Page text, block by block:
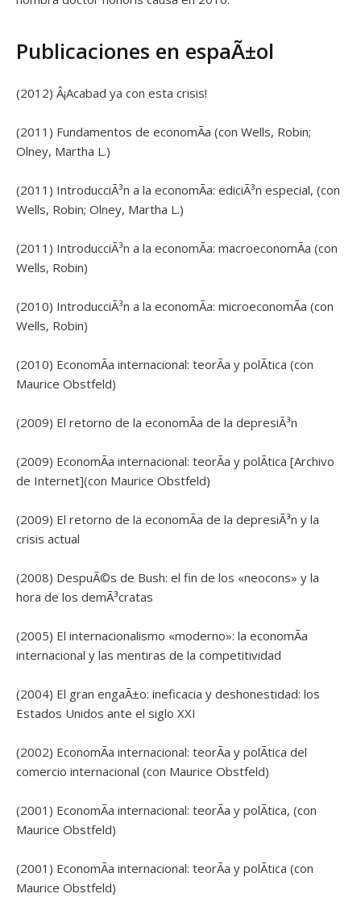
Publicaciones en espaÃ±ol
(2012) Â¡Acabad ya con esta crisis!
(2011) Fundamentos de economÃ­a (con Wells, Robin;
Olney, Martha L.)
(2011) IntroducciÃ³n a la economÃ­a: ediciÃ³n especial, (con
Wells, Robin; Olney, Martha L.)
(2011) IntroducciÃ³n a la economÃ­a: macroeconomÃ­a (con
Wells, Robin)
(2010) IntroducciÃ³n a la economÃ­a: microeconomÃ­a (con
Wells, Robin)
(2010) EconomÃ­a internacional: teorÃ­a y polÃ­tica (con
Maurice Obstfeld)
(2009) El retorno de la economÃ­a de la depresiÃ³n
(2009) EconomÃ­a internacional: teorÃ­a y polÃ­tica [Archivo
de Internet](con Maurice Obstfeld)
(2009) El retorno de la economÃ­a de la depresiÃ³n y la
crisis actual
(2008) DespuÃ©s de Bush: el fin de los «neocons» y la
hora de los demÃ³cratas
(2005) El internacionalismo «moderno»: la economÃ­a
internacional y las mentiras de la competitividad
(2004) El gran engaÃ±o: ineficacia y deshonestidad: los
Estados Unidos ante el siglo XXI
(2002) EconomÃ­a internacional: teorÃ­a y polÃ­tica del
comercio internacional (con Maurice Obstfeld)
(2001) EconomÃ­a internacional: teorÃ­a y polÃ­tica, (con
Maurice Obstfeld)
(2001) EconomÃ­a internacional: teorÃ­a y polÃ­tica (con
Maurice Obstfeld)